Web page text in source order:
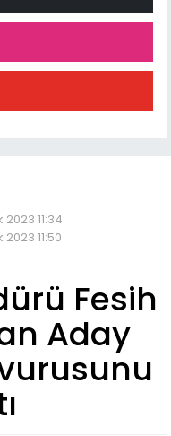
2023 11:34
11:50
Fesih
Aday